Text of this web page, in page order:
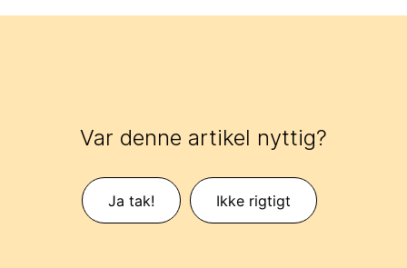
Var denne artikel nyttig?
Ja tak! Ikke rigtigt